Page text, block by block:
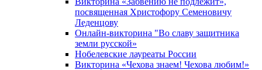
посвященная Христофору Семеновичу
Леденцову
Онлайн-викторина "Во славу защитника
земли русской»
Нобелевские лауреаты России
Викторина «Чехова знаем! Чехова любим!»